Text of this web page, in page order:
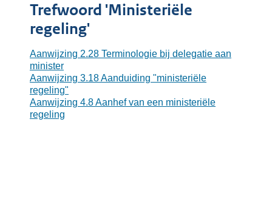
Trefwoord 'Ministeriële
regeling'
Aanwijzing 2.28 Terminologie bij delegatie aan
minister
Aanwijzing 3.18 Aanduiding "ministeriële
regeling"
Aanwijzing 4.8 Aanhef van een ministeriële
regeling